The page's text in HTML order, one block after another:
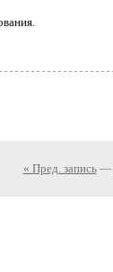
« Пред. запись—